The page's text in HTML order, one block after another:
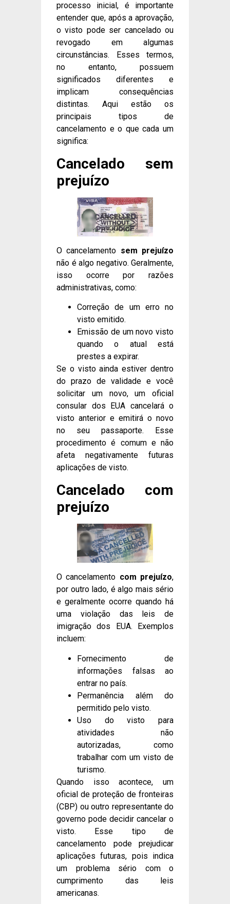
processo inicial, é importante
entender que, após a aprovação,
o visto pode ser cancelado ou
revogado em algumas
circunstâncias. Esses termos,
no entanto, possuem
significados diferentes e
implicam consequências
distintas. Aqui estão os
principais tipos de
cancelamento e o que cada um
significa:
Cancelado sem
prejuízo
O cancelamento sem prejuízo
não é algo negativo. Geralmente,
isso ocorre por razões
administrativas, como:
Correção de um erro no
visto emitido.
Emissão de um novo visto
quando o atual está
prestes a expirar.
Se o visto ainda estiver dentro
do prazo de validade e você
solicitar um novo, um oficial
consular dos EUA cancelará o
visto anterior e emitirá o novo
no seu passaporte. Esse
procedimento é comum e não
afeta negativamente futuras
aplicações de visto.
Cancelado com
prejuízo
O cancelamento com prejuízo,
por outro lado, é algo mais sério
e geralmente ocorre quando há
uma violação das leis de
imigração dos EUA. Exemplos
incluem:
Fornecimento de
informações falsas ao
entrar no país.
Permanência além do
permitido pelo visto.
Uso do visto para
atividades não
autorizadas, como
trabalhar com um visto de
turismo.
Quando isso acontece, um
oficial de proteção de fronteiras
(CBP) ou outro representante do
governo pode decidir cancelar o
visto. Esse tipo de
cancelamento pode prejudicar
aplicações futuras, pois indica
um problema sério com o
cumprimento das leis
americanas.